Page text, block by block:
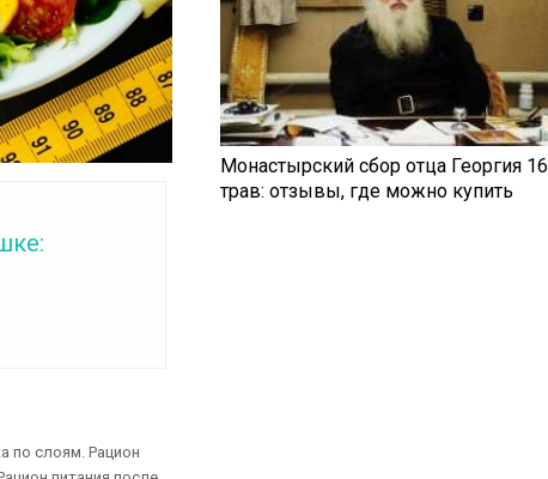
по слоям. Рацион
Монастырский сбор отца Георгия 16
трав: отзывы, где можно купить